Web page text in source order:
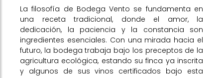
La filosofía de Bodega Vento se fundamenta en
una receta tradicional, donde el amor, la
dedicación, la paciencia y la constancia son
ingredientes esenciales. Con una mirada hacia el
futuro, la bodega trabaja bajo los preceptos de la
agricultura ecológica, estando su finca ya inscrita
y algunos de sus vinos certificados bajo esta